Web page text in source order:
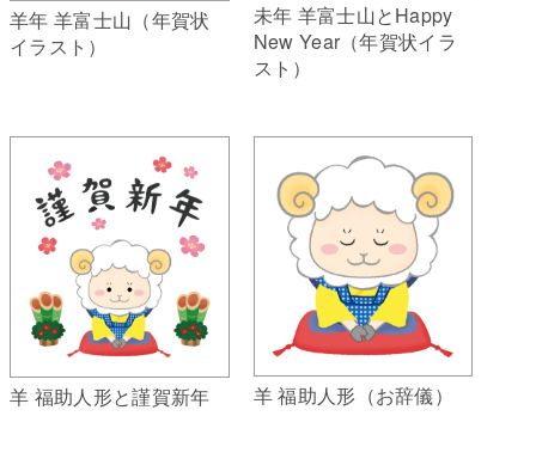
羊年 羊富士山（年賀状
イラスト）
未年 羊富士山とHappy
New Year（年賀状イラ
スト）
羊 福助人形と謹賀新年 羊 福助人形（お辞儀）